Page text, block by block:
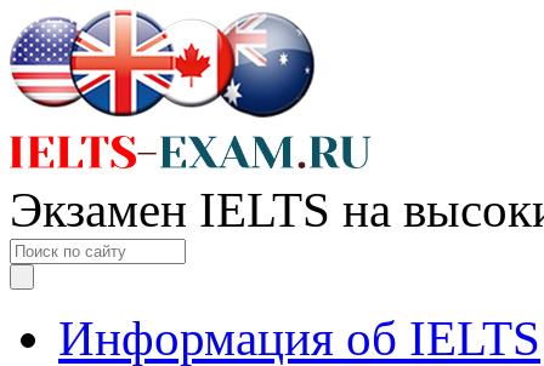
Экзамен IELTS на
Информация об IELTS